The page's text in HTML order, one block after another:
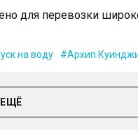
для перевозки
на воду Архип